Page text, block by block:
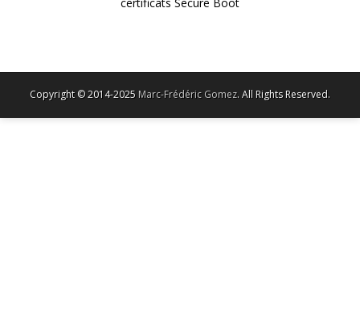
Copyright © 2014-2025 Marc-Frédéric Gomez. All Rights Reserved.